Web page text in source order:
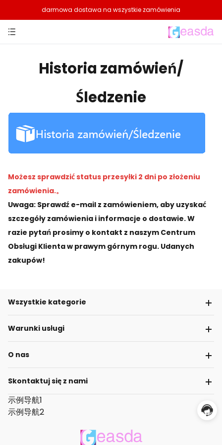
darmowa dostawa na wszystkie zamówienia
Historia zamówień/
Śledzenie
Możesz sprawdzić status przesyłki 2 dni po złożeniu
zamówienia.。
Uwaga: Sprawdź e-mail z zamówieniem, aby uzyskać
szczegóły zamówienia i informacje o dostawie. W
razie pytań prosimy o kontakt z naszym Centrum
Obsługi Klienta w prawym górnym rogu. Udanych
zakupów!
Wszystkie kategorie
Warunki usługi
O nas
Skontaktuj się z nami
示例导航1
示例导航2